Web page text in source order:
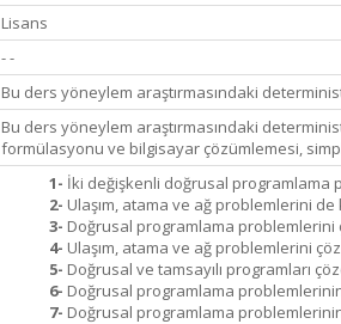
Lisans
- -
Bu ders yöneylem araştırmasındaki
Bu ders yöneylem araştırmasındaki
formülasyonu ve bilgisayar çözümlemesi,
1- İki değişkenli doğrusal programlama
2- Ulaşım, atama ve ağ problemlerini
3- Doğrusal programlama problemlerini
4- Ulaşım, atama ve ağ problemlerini
5- Doğrusal ve tamsayılı programları
6- Doğrusal programlama
7- Doğrusal programlama problemlerinin